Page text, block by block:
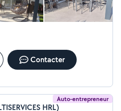
Contacter
Auto-entrepreneur
HRL)